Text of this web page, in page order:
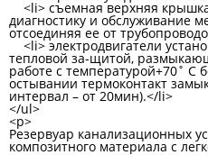
<li> съемная верхняя
диагностику и обслуживание
отсоединяя ее от
<li> электродвигатели
тепловой за-щитой,
работе с температурой+70˚ C
остывании термоконтакт
интервал – от 20мин).</li>
</ul>
<p>
Резервуар канализационных
композитного материала с